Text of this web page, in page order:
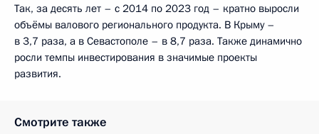
Так, за десять лет – с 2014 по 2023 год – кратно выросли
объёмы валового регионального продукта. В Крыму –
в 3,7 раза, а в Севастополе – в 8,7 раза. Также динамично
росли темпы инвестирования в значимые проекты
развития.
Смотрите также